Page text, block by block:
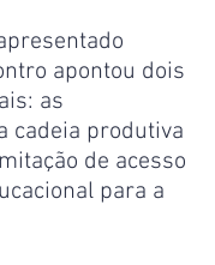
apontou dois
as
cadeia produtiva
de acesso
para a